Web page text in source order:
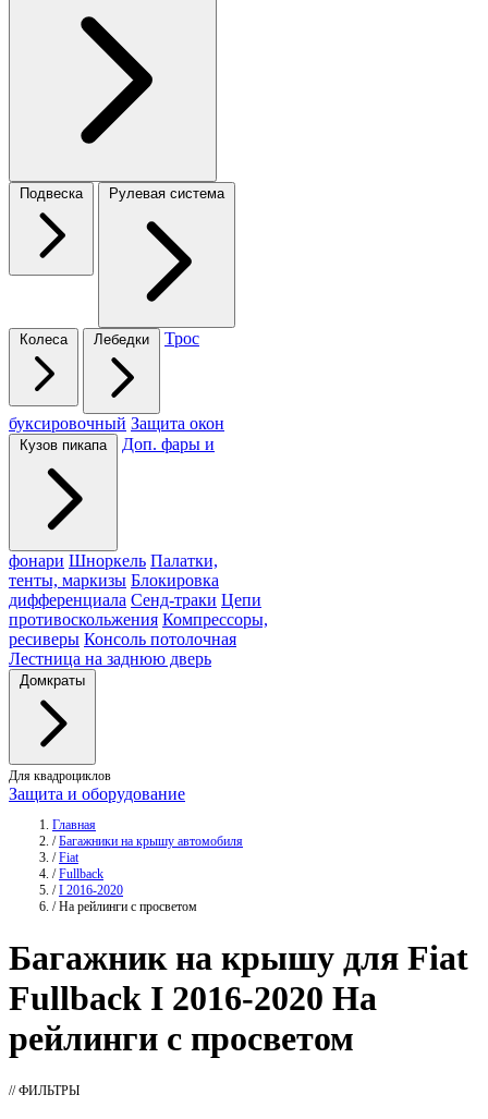
Подвеска Рулевая система
Колеса Лебедки Трос
буксировочный Защита окон
Кузов пикапа Доп. фары и
фонари Шноркель Палатки,
тенты, маркизы Блокировка
дифференциала Сенд-траки Цепи
противоскольжения Компрессоры,
ресиверы Консоль потолочная
Лестница на заднюю дверь
Домкраты
Для квадроциклов
Защита и оборудование
Главная
/ Багажники на крышу автомобиля
/ Fiat
/ Fullback
/ I 2016-2020
/ На рейлинги с просветом
Багажникна крышу для Fiat
Fullback I 2016-2020 На
рейлинги с просветом
// ФИЛЬТРЫ